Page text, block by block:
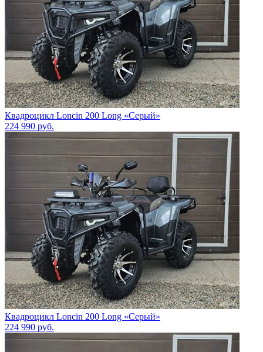
Квадроцикл Loncin 200 Long «Серый»
224 990 руб.
Квадроцикл Loncin 200 Long «Серый»
224 990 руб.